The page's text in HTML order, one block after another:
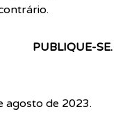
PUBLIQUE-SE.
agosto de 2023.